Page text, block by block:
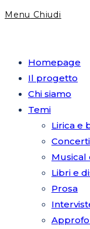
Menu Chiudi
Homepage
Il progetto
Chi siamo
Temi
Lirica e
Concerti
Musical
Libri e
Prosa